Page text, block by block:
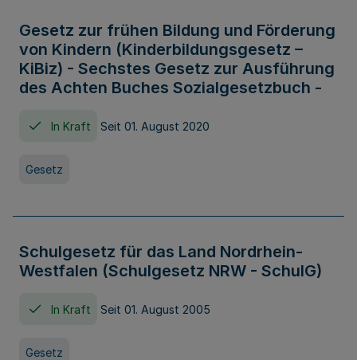
Gesetz zur frühen Bildung und Förderung
von Kindern (Kinderbildungsgesetz –
KiBiz) - Sechstes Gesetz zur Ausführung
des Achten Buches Sozialgesetzbuch -
In Kraft Seit 01. August 2020
Gesetz
Schulgesetz für das Land Nordrhein-
Westfalen (Schulgesetz NRW - SchulG)
In Kraft Seit 01. August 2005
Gesetz